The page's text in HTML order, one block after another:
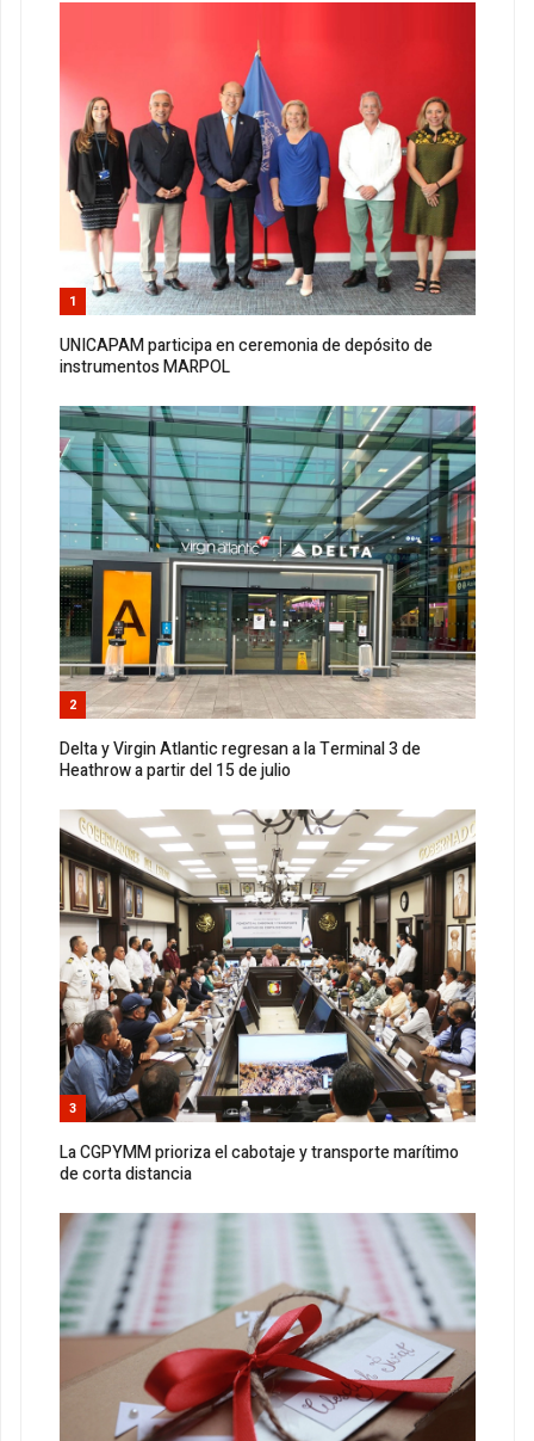
1
UNICAPAM participa en ceremonia de depósito de
instrumentos MARPOL
2
Delta y Virgin Atlantic regresan a la Terminal 3 de
Heathrow a partir del 15 de julio
3
La CGPYMM prioriza el cabotaje y transporte marítimo
de corta distancia